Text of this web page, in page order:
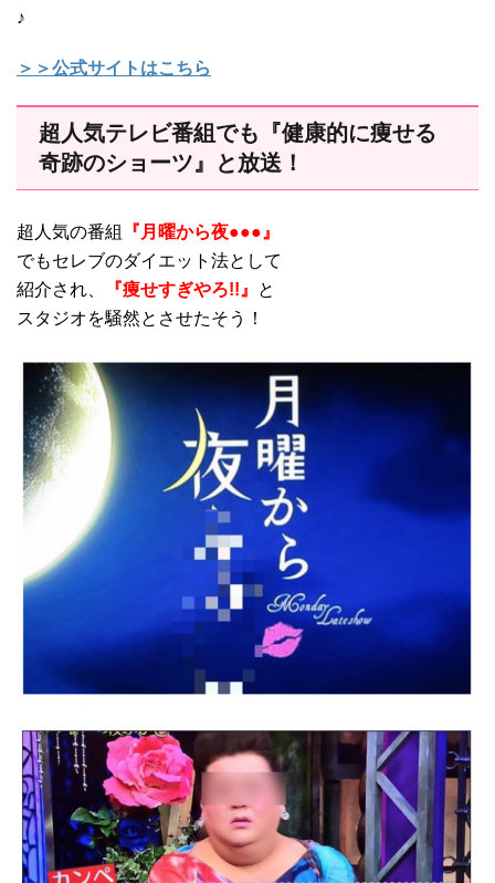
♪
＞＞公式サイトはこちら
超人気テレビ番組でも『健康的に痩せる
奇跡のショーツ』と放送！
超人気の番組
『月曜から夜●●●』
でもセレブのダイエット法として
紹介され、
『痩せすぎやろ!!』
と
スタジオを騒然とさせたそう！